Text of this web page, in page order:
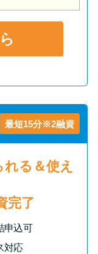
最短15分※2融資
る＆使え
完了
申込可
対応